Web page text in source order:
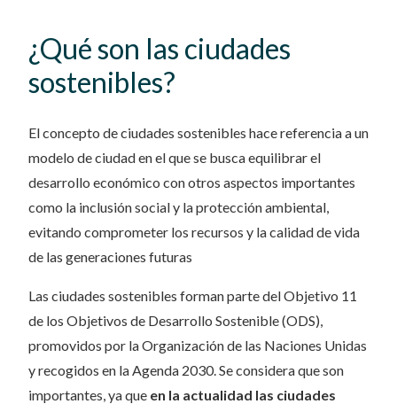
¿Qué son las ciudades
sostenibles?
El concepto de ciudades sostenibles hace referencia a un
modelo de ciudad en el que se busca equilibrar el
desarrollo económico con otros aspectos importantes
como la inclusión social y la protección ambiental,
evitando comprometer los recursos y la calidad de vida
de las generaciones futuras
Las ciudades sostenibles forman parte del Objetivo 11
de los Objetivos de Desarrollo Sostenible (ODS),
promovidos por la Organización de las Naciones Unidas
y recogidos en la Agenda 2030. Se considera que son
importantes, ya que en la actualidad las ciudades